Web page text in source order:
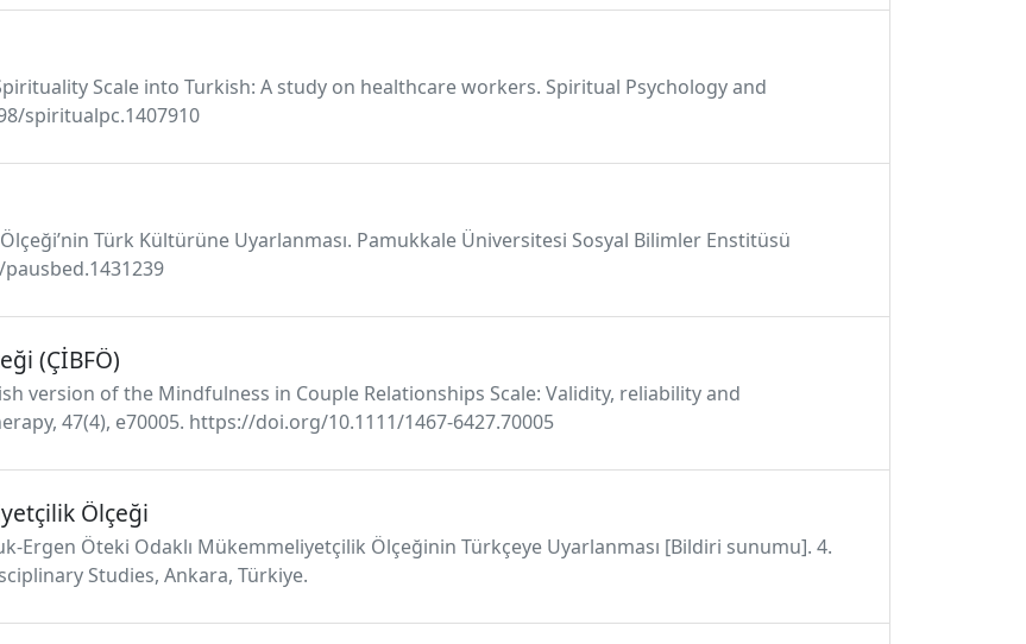
Scale into Turkish: A study on healthcare workers. Spiritual Psychology and
spiritualpc.1407910
Türk Kültürüne Uyarlanması. Pamukkale Üniversitesi Sosyal Bilimler Enstitüsü
(ÇİBFÖ)
version of the Mindfulness in Couple Relationships Scale: Validity, reliability and
47(4), e70005. https://doi.org/10.1111/1467-6427.70005
Ölçeği
Ergen Öteki Odaklı Mükemmeliyetçilik Ölçeğinin Türkçeye Uyarlanması [Bildiri sunumu]. 4.
Studies, Ankara, Türkiye.